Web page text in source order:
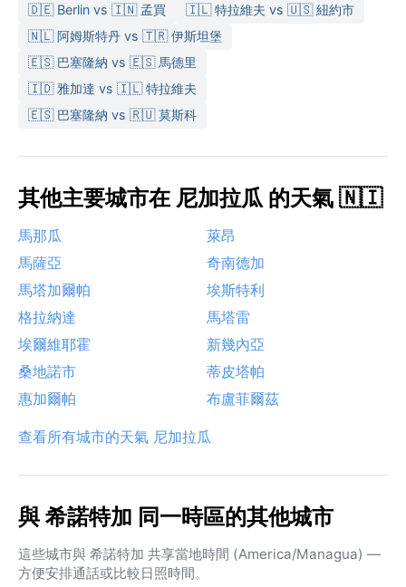
🇩🇪 Berlin vs 🇮🇳 孟買
🇮🇱 特拉維夫 vs 🇺🇸 紐約市
🇳🇱 阿姆斯特丹 vs 🇹🇷 伊斯坦堡
🇪🇸 巴塞隆納 vs 🇪🇸 馬德里
🇮🇩 雅加達 vs 🇮🇱 特拉維夫
🇪🇸 巴塞隆納 vs 🇷🇺 莫斯科
其他主要城市在 尼加拉瓜 的天氣 🇳🇮
馬那瓜
萊昂
馬薩亞
奇南德加
馬塔加爾帕
埃斯特利
格拉納達
馬塔雷
埃爾維耶霍
新幾內亞
桑地諾市
蒂皮塔帕
惠加爾帕
布盧菲爾茲
查看所有城市的天氣 尼加拉瓜
與 希諾特加 同一時區的其他城市
這些城市與 希諾特加 共享當地時間 (America/Managua) —
方便安排通話或比較日照時間。